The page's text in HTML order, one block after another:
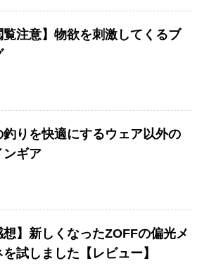
覧注意】物欲を刺激してくるブ
釣りを快適にするウェア以外の
ンギア
想】新しくなったZOFFの偏光メ
を試しました【レビュー】